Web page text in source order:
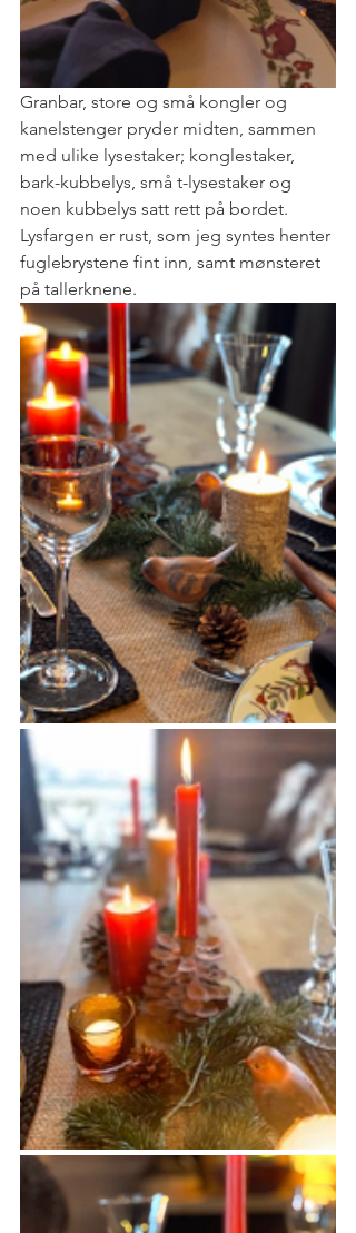
Granbar, store og små kongler og
kanelstenger pryder midten, sammen
med ulike lysestaker; konglestaker,
bark-kubbelys, små t-lysestaker og
noen kubbelys satt rett på bordet.
Lysfargen er rust, som jeg syntes henter
fuglebrystene fint inn, samt mønsteret
på tallerknene.